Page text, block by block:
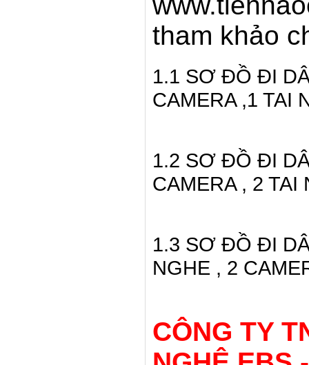
tham khảo
1.1 SƠ ĐỒ ĐI
CAMERA ,1 TAI
1.2 SƠ ĐỒ ĐI
CAMERA , 2 TAI
1.3 SƠ ĐỒ ĐI
NGHE , 2
CÔNG TY